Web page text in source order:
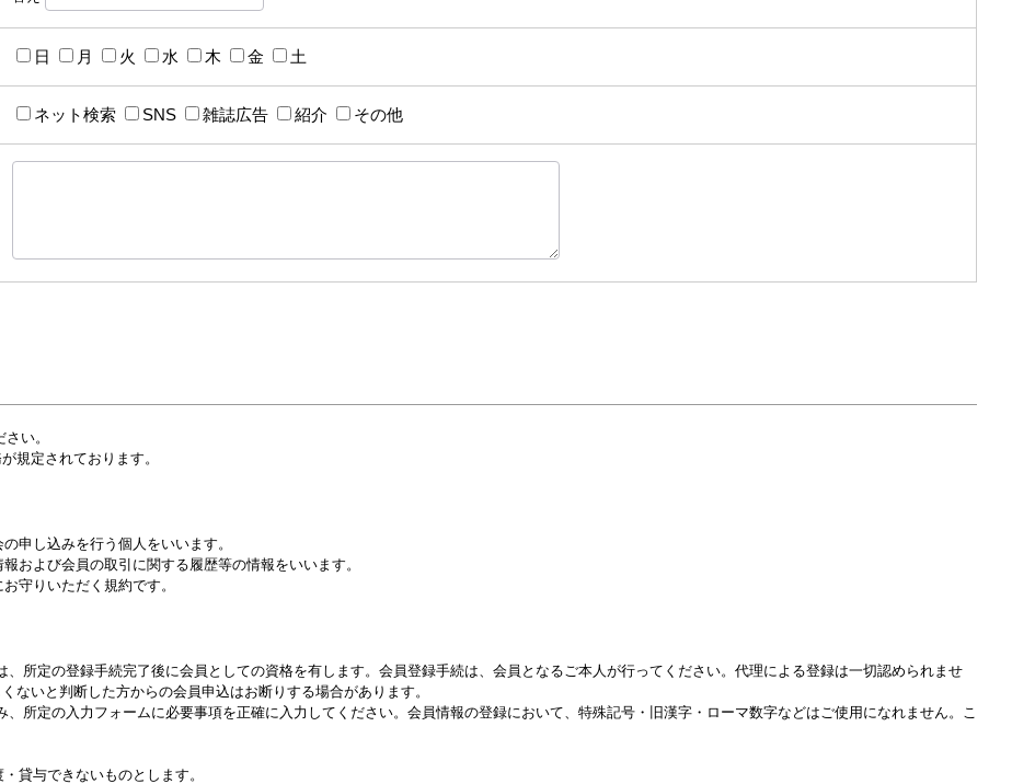
日 月 火 水 木 金 土
ネット検索 SNS 雑誌広告 紹介 その他
い。
規定されております。
申し込みを行う個人をいいます。
および会員の取引に関する履歴等の情報をいいます。
守りいただく規約です。
所定の登録手続完了後に会員としての資格を有します。会員登録手続は、会員となるご本人が行ってください。代理による登録は一切認められませ
ないと判断した方からの会員申込はお断りする場合があります。
所定の入力フォームに必要事項を正確に入力してください。会員情報の登録において、特殊記号・旧漢字・ローマ数字などはご使用になれません。こ
貸与できないものとします。